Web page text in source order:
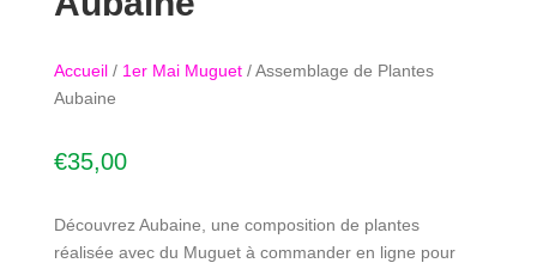
Accueil/ 1er Mai Muguet/ Assemblage de Plantes
Aubaine
€35,00
Découvrez Aubaine, une composition de plantes
réalisée avec du Muguet à commander en ligne pour